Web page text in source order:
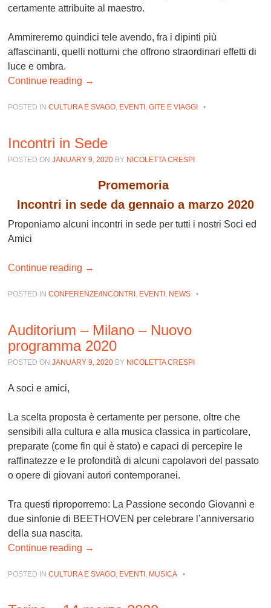
certamente attribuite al maestro.
Ammireremo quindici tele avendo, fra i dipinti più
affascinanti, quelli notturni che offrono straordinari effetti di
luce e ombra.
Continue reading →
POSTED INCULTURA E SVAGO, EVENTI ,GITE E VIAGGI •
Incontri in Sede
POSTED ONJANUARY 9, 2020 BY NICOLETTA CRESPI
Promemoria
Incontri in sede da gennaio a marzo 2020
Proponiamo alcuni incontri in sede per tutti i nostri Soci ed
Amici
Continue reading →
POSTED INCONFERENZE/INCONTRI , EVENTI , NEWS •
Auditorium – Milano – Nuovo
programma 2020
POSTED ONJANUARY 9, 2020 BY NICOLETTA CRESPI
A soci e amici,
La scelta proposta è certamente per persone, oltre che
sensibili alla cultura e alla musica classica in particolare,
preparate (come fin qui è stato) e capaci di percepire le
raffinatezze e le profondità di alcuni capolavori del passato
o opere di giovani autori contemporanei.
Tra questi riproporremo: La Passione secondo Giovanni e
due sinfonie di BEETHOVEN per celebrare l’anniversario
della sua nascita.
Continue reading →
POSTED INCULTURA E SVAGO, EVENTI , MUSICA •